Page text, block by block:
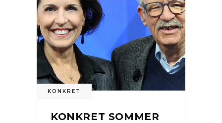
KONKRET
KONKRET SOMMER